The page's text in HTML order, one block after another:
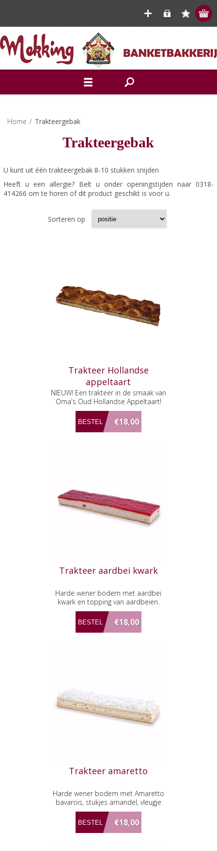
Home / Trakteergebak
Trakteergebak
U kunt uit één trakteergebak 8-10 stukken snijden
Heeft u een allergie? Belt u onder openingstijden naar 0318-
414266 om te horen of dit product geschikt is voor u.
Sorteren op
Trakteer Hollandse
appeltaart
NIEUW! Een trakteer in de smaak van
Oma's Oud Hollandse Appeltaart!
€18,00
Trakteer aardbei kwark
Harde wener bodem met aardbei
kwark en topping van aardbeien.
€18,00
Trakteer amaretto
Harde wener bodem met Amaretto
bavarois, stukjes amandel, vleugje
Amaretto likeur en afgewerkt met
witte schuim stukjes.
€18,00